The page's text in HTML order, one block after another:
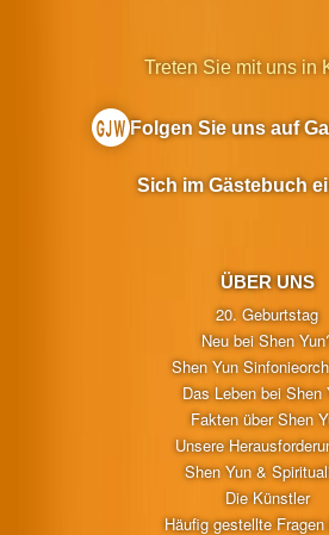
ÜBER UNS
20. Geburtstag
Neu bei Shen
Shen Yun
Das Leben bei Shen
Fakten über Shen
Unsere
Shen Yun &
Die Künstler
Häufig gestellte Fragen
Treten Sie mit uns in
Folgen Sie uns auf
Sich im Gästebuch